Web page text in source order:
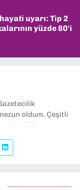
uyarı: Tip 2
yüzde 80'i
oldum. Çeşitli
yaptım.